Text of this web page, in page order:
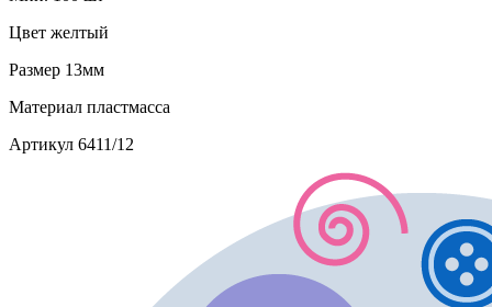
Цвет желтый
Размер 13мм
Материал пластмасса
Артикул 6411/12